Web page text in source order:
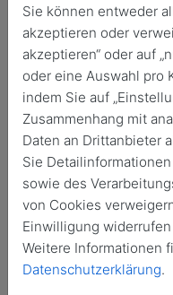
Sie können entweder
akzeptieren oder
akzeptieren“ oder auf
oder eine Auswahl pro
indem Sie auf
Zusammenhang mit
Daten an Drittanbieter
Sie
sowie des
von Cookies
Einwilligung
Weitere Informationen
Datenschutzerklärung.